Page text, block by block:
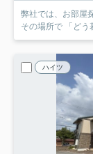
弊社では、お部屋
その場所で 「どう
ハイツ